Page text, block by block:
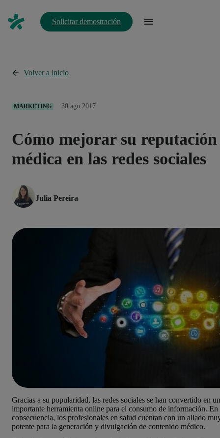
Solicitar demostración
Volver a inicio
MARKETING 30 ago 2017
Cómo mejorar su reputación
médica en las redes sociales
Julia Pereira
Gracias a su popularidad, las redes sociales se han convertido en
importante herramienta online para el consumo de información. En
consecuencia, los profesionales en salud cuentan con un aliado
potente para la generación y divulgación de contenido médico.